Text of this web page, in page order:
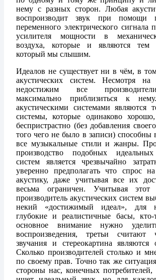
нему с разных сторон. Любая
воспроизводит звук при помощи
переменного электрического сигнала
усилителя мощности в
воздуха, которые и являются тем
который мы слышим.
Идеалов не существует ни в чём, в
акустических систем. Несмотря
недостижим все
максимально приблизиться к
акустическими системами являются
системы, которые одинаково
беспристрастно (без добавления
того чего не было в записи) способны
все музыкальные стили и жанры.
производство подобных идеальных
систем является чрезвычайно
уверенно предполагать что спрос
акустику, даже учитывая все их
весьма ограничен. Учитывая
производитель акустических систем
некий «достижимый идеал», для
глубокие и реалистичные басы, кто-
основное внимание нужно
воспроизведения, третьи считают
звучания и стереокартина являются
Сколько производителей столько и
по своему прав. Точно так же
стороны нас, конечных